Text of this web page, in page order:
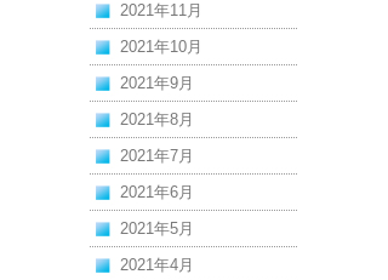
2021年11月
2021年10月
2021年9月
2021年8月
2021年7月
2021年6月
2021年5月
2021年4月